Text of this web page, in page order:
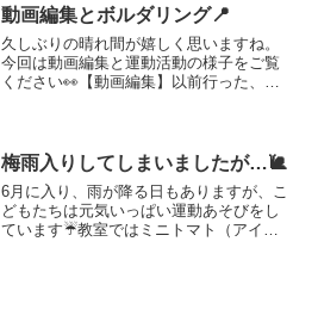
ズムに合わせて、踏み台...
動画編集とボルダリング📍
久しぶりの晴れ間が嬉しく思いますね。
今回は動画編集と運動活動の様子をご覧
ください👀【動画編集】以前行った、三
るだけでなく、動きやその...
梅雨入りしてしまいましたが…🐌
6月に入り、雨が降る日もありますが、こ
どもたちは元気いっぱい運動あそびをし
ています☔教室ではミニトマト（アイ